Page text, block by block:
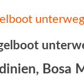
Bosa